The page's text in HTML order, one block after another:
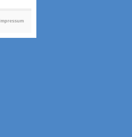
Impressum